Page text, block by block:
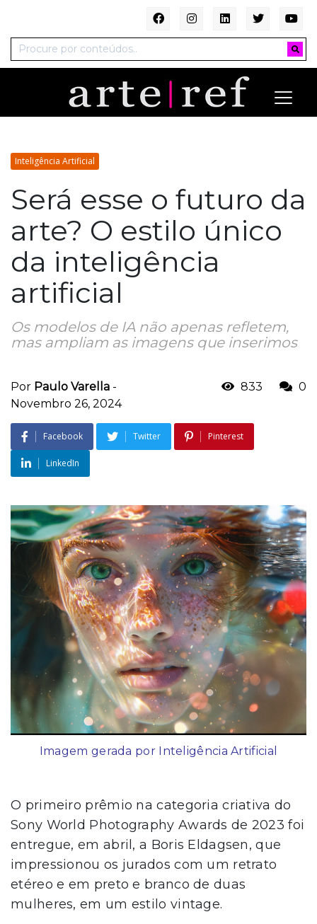
Inteligência Artificial
Será esse o futuro da
arte? O estilo único
da inteligência
artificial
Os modelos de IA não apenas refletem,
mas ampliam as imagens que inserimos
Por Paulo Varella -
Novembro 26, 2024
833 0
Facebook Twitter Pinterest
LinkedIn
Imagem gerada por Inteligência Artificial
O primeiro prêmio na categoria criativa do
Sony World Photography Awards de 2023 foi
entregue, em abril, a Boris Eldagsen, que
impressionou os jurados com um retrato
etéreo e em preto e branco de duas
mulheres, em um estilo vintage.